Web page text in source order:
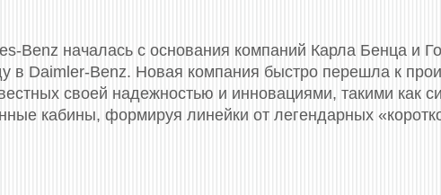
Benz началась с основания компаний Карла Бенца и
в Daimler-Benz. Новая компания быстро перешла к
своей надежностью и инновациями, такими как
кабины, формируя линейки от легендарных